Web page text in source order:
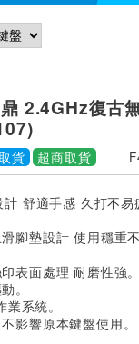
2.4GHz復古
貨 超商取貨
舒適手感 久打不易
腳墊設計 使用穩重
表面處理 耐磨性強。
。
系統。
影響原本鍵盤使用。